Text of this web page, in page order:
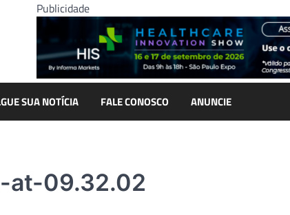
Publicidade
SUA NOTÍCIA FALE CONOSCO ANUNCIE
at-09.32.02